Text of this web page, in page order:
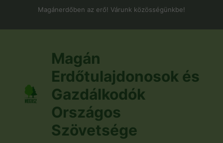
Magánerdőben az erő! Várunk közösségünkbe!
Magán
Erdőtulajdonosok és
Gazdálkodók
Országos
Szövetsége